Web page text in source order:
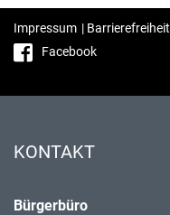
Impressum | Barrierefreiheit
Facebook
KONTAKT
Bürgerbüro